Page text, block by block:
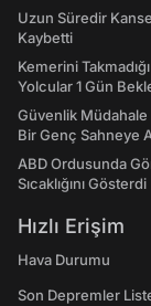
Uzun Süredir
Kaybetti
Kemerini
Yolcular 1 Gün
Güvenlik
Bir Genç Sahneye
ABD Ordusunda
Sıcaklığını Gösterdi
Hızlı Erişim
Hava Durumu
Son Depremler